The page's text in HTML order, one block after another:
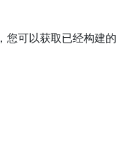
，您可以获取已经构建的